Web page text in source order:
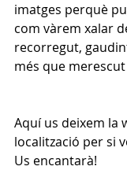
imatges perquè
com vàrem xalar
recorregut,
més que merescut
Aquí us deixem la
localització per si
Us encantarà!